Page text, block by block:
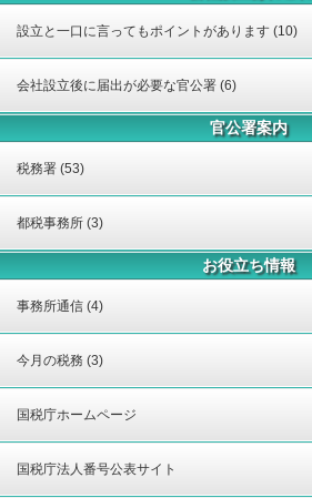
設立と一口に言ってもポイントがあります (10)
会社設立後に届出が必要な官公署 (6)
官公署案内
税務署 (53)
都税事務所 (3)
お役立ち情報
事務所通信 (4)
今月の税務 (3)
国税庁ホームページ
国税庁法人番号公表サイト